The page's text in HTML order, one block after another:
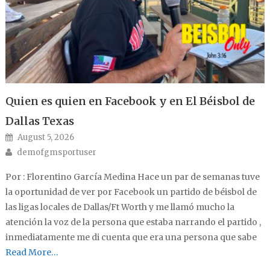
Quien es quien en Facebook y en El Béisbol de
Dallas Texas
Posted on
August 5, 2026
Author
demofgmsportuser
Por : Florentino García Medina Hace un par de semanas tuve
la oportunidad de ver por Facebook un partido de béisbol de
las ligas locales de Dallas/Ft Worth y me llamó mucho la
atención la voz de la persona que estaba narrando el partido ,
inmediatamente me di cuenta que era una persona que sabe
Read More…